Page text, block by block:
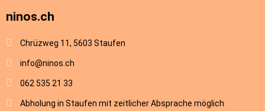
ninos.ch
Chrüzweg 11, 5603 Staufen
info@ninos.ch
062 535 21 33
Abholung in Staufen mit zeitlicher Absprache möglich